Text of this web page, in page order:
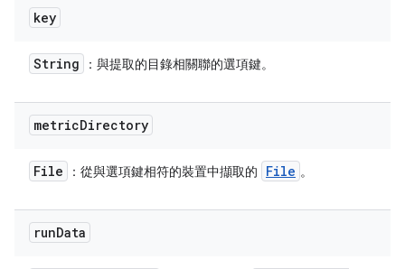
key
String ：與提取的目錄相關聯的選項鍵。
metricDirectory
File ：從與選項鍵相符的裝置中擷取的 File 。
runData